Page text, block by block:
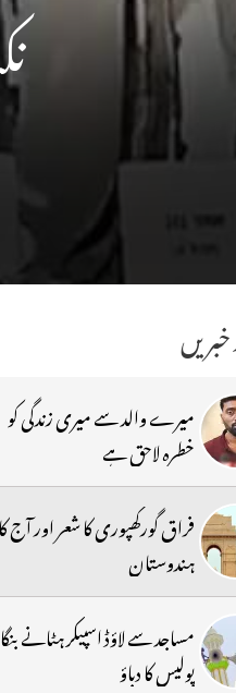
میرے والد سے میری زندگی کو
خطرہ لاحق ہے
فراق گورکھپوری کا شعر اور آج کا
ہندوستان
مساجد سے لاؤڈ اسپیکر ہٹانے
پولیس کا دباؤ